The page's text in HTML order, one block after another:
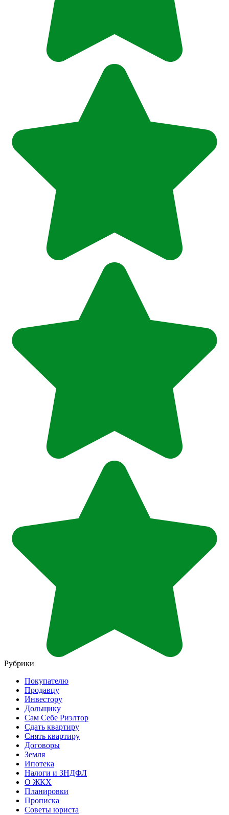
Рубрики
Покупателю
Продавцу
Инвестору
Дольщику
Сам Себе Риэлтор
Сдать квартиру
Снять квартиру
Договоры
Земля
Ипотека
Налоги и 3НДФЛ
О ЖКХ
Планировки
Прописка
Советы юриста